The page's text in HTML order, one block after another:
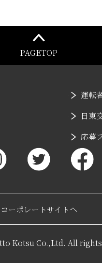
PAGETOP
運転
日東
応募
コーポレートサイトへ
Kotsu Co.,Ltd. All